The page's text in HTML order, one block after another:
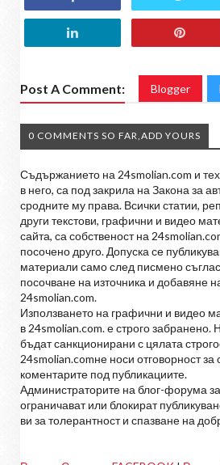
Post A Comment: Blogger
0 COMMENTS SO FAR,ADD YOURS
Съдържанието на 24smolian.com и
в него, са под закрила на Закона за
сродните му права. Всички статии,
други текстови, графични и видео
сайта, са собственост на
посочено друго. Допуска се
материали само след писмено
посочване на източника и добавяне
24smolian.com.
Използването на графични и видео
в 24smolian.com. е строго
бъдат санкционирани с цялата
24smolian.comне носи отговорност
коментарите под публикациите.
Администраторите на блог-форума
ограничават или блокират
ви за толерантност и спазване на